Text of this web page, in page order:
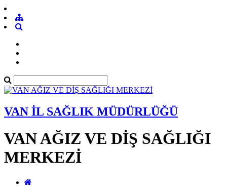
VAN İL SAĞLIK MÜDÜRLÜĞÜ
VAN AĞIZ VE DİŞ SAĞLIĞI
MERKEZİ